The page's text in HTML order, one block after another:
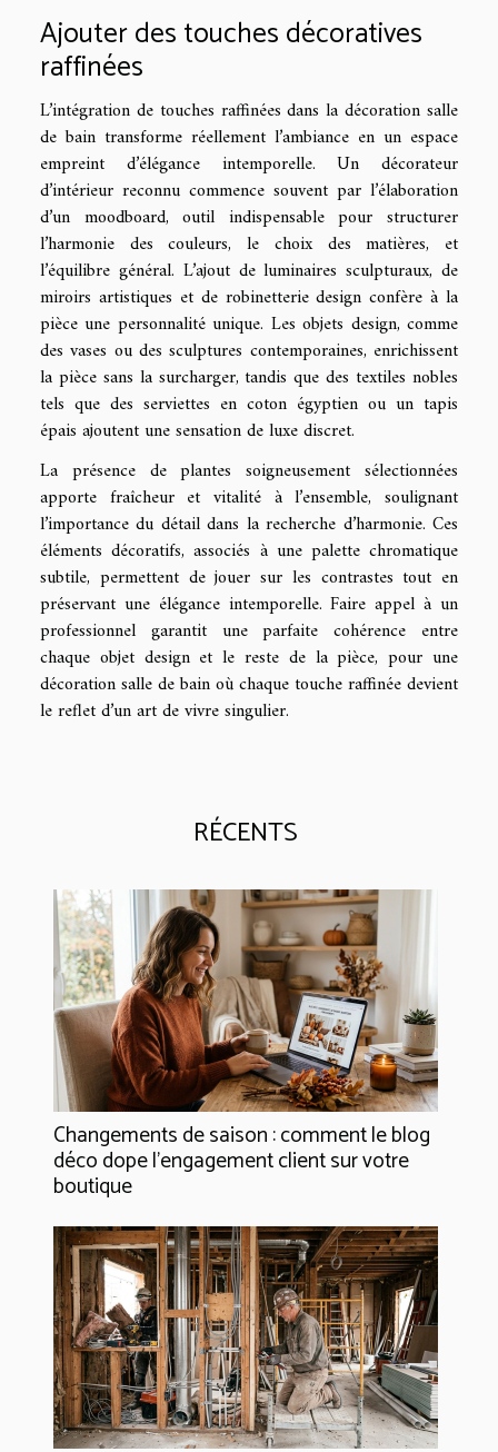
Ajouter des touches décoratives
raffinées
L’intégration de touches raffinées dans la décoration salle
de bain transforme réellement l’ambiance en un espace
empreint d’élégance intemporelle. Un décorateur
d’intérieur reconnu commence souvent par l’élaboration
d’un moodboard, outil indispensable pour structurer
l’harmonie des couleurs, le choix des matières, et
l’équilibre général. L’ajout de luminaires sculpturaux, de
miroirs artistiques et de robinetterie design confère à la
pièce une personnalité unique. Les objets design, comme
des vases ou des sculptures contemporaines, enrichissent
la pièce sans la surcharger, tandis que des textiles nobles
tels que des serviettes en coton égyptien ou un tapis
épais ajoutent une sensation de luxe discret.
La présence de plantes soigneusement sélectionnées
apporte fraîcheur et vitalité à l’ensemble, soulignant
l’importance du détail dans la recherche d’harmonie. Ces
éléments décoratifs, associés à une palette chromatique
subtile, permettent de jouer sur les contrastes tout en
préservant une élégance intemporelle. Faire appel à un
professionnel garantit une parfaite cohérence entre
chaque objet design et le reste de la pièce, pour une
décoration salle de bain où chaque touche raffinée devient
le reflet d’un art de vivre singulier.
RÉCENTS
Changements de saison : comment le blog
déco dope l’engagement client sur votre
boutique